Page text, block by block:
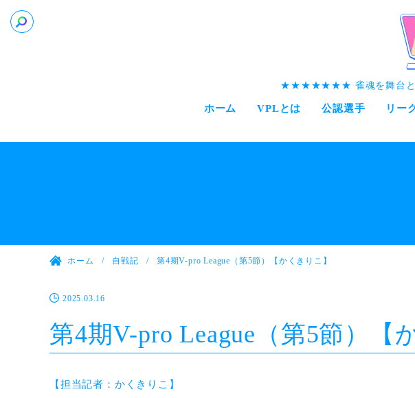
雀魂を舞台
ホーム VPLとは 公認選手 リー
ホーム 自戦記 第4期V-pro League（第5節）【かくきりこ】
2025.03.16
第4期V-pro League（第5節）【
【担当記者：かくきりこ】